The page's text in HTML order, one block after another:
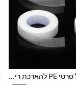
6 גלילים של סרטי PE להארכת ריסים, סרטי PE שקופים מיניאטוריים, סרטי ריסים תחתונים, כלי איפור/כלי ריסים